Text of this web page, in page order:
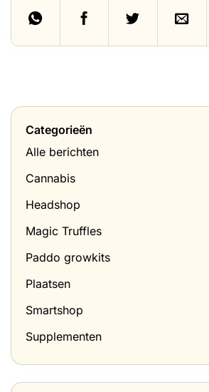
Categorieën
Alle berichten
Cannabis
Headshop
Magic Truffles
Paddo growkits
Plaatsen
Smartshop
Supplementen